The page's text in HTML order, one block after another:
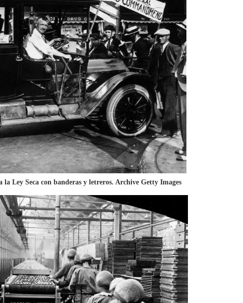
la Ley Seca con banderas y letreros. Archive Getty Images